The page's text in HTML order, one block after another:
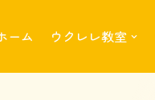
ーム ウクレレ教室